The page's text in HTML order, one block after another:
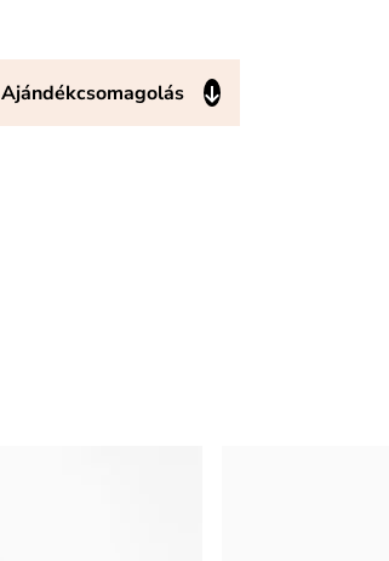
Ajándékcsomagolás